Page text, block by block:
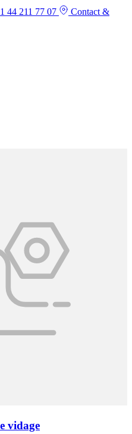
44 211 77 07
Contact &
vidage